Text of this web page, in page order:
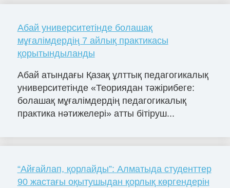
Абай университетінде болашақ
мұғалімдердің 7 айлық практикасы
қорытындыланды
Абай атындағы Қазақ ұлттық педагогикалық
университетінде «Теориядан тәжірибеге:
болашақ мұғалімдердің педагогикалық
практика нәтижелері» атты бітіруш...
“Айғайлап, қорлайды”: Алматыда студенттер
90 жастағы оқытушыдан қорлық көргендерін